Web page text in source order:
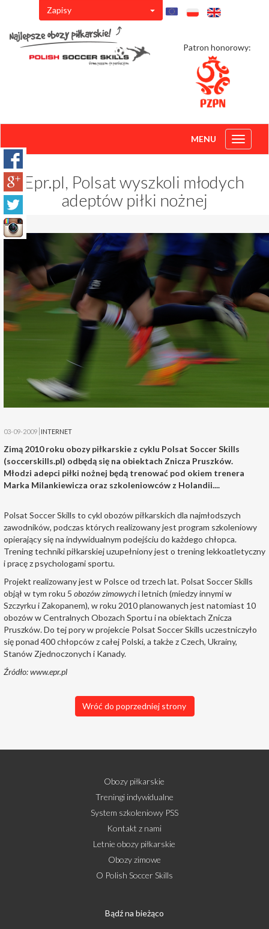
Zapisy
Patron honorowy:
Toggle
MENU
Epr.pl, Polsat wyszkoli młodych
adeptów piłki nożnej
03-09-2009 INTERNET
Zimą 2010 roku obozy piłkarskie z cyklu Polsat Soccer Skills
(soccerskills.pl) odbędą się na obiektach Znicza Pruszków.
Młodzi adepci piłki nożnej będą trenować pod okiem trenera
Marka Milankiewicza oraz szkoleniowców z Holandii....
Polsat Soccer Skills to cykl obozów piłkarskich dla najmłodszych
zawodników, podczas których realizowany jest program szkoleniowy
opierający się na indywidualnym podejściu do każdego chłopca.
Trening techniki piłkarskiej uzupełniony jest o trening lekkoatletyczny
i pracę z psychologami sportu.
Projekt realizowany jest w Polsce od trzech lat. Polsat Soccer Skills
objął w tym roku 5 obozów zimowychi letnich (miedzy innymi w
Szczyrku i Zakopanem), w roku 2010 planowanych jest natomiast 10
obozów w Centralnych Obozach Sportu i na obiektach Znicza
Pruszków. Do tej pory w projekcie Polsat Soccer Skills uczestniczyło
się ponad 400 chłopców z całej Polski, a także z Czech, Ukrainy,
Stanów Zjednoczonych i Kanady.
Źródło:www.epr.pl
Wróć do poprzedniej strony
Obozy piłkarskie
Treningi indywidualne
System szkoleniowy PSS
Kontakt z nami
Letnie obozy piłkarskie
Obozy zimowe
O Polish Soccer Skills
Bądź na bieżąco